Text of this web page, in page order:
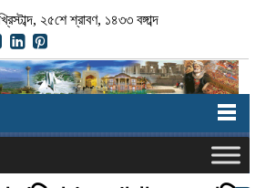
২৫শে শ্রাবণ, ১৪৩৩ বঙ্গাব্দ